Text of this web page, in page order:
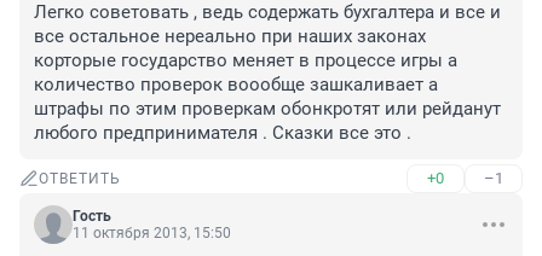
Легко советовать , ведь содержать бухгалтера и все и
все остальное нереально при наших законах
корторые государство меняет в процессе игры а
количество проверок воообще зашкаливает а
штрафы по этим проверкам обонкротят или рейданут
любого предпринимателя . Сказки все это .
ОТВЕТИТЬ +0 –1
Гость
11 октября 2013, 15:50